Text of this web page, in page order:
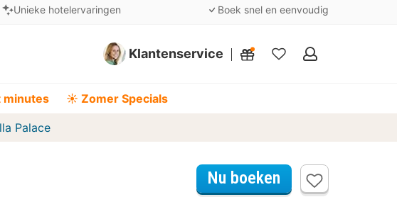
Unieke hotelervaringen Boek snel en eenvoudig
Klantenservice
Mijn
minutes ☀️ Zomer Specials
Palace
Nu boeken